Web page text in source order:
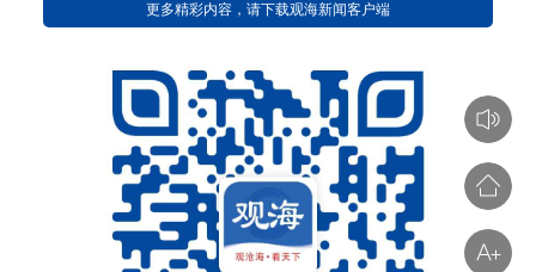
更多精彩内容，请下载观海新闻客户端